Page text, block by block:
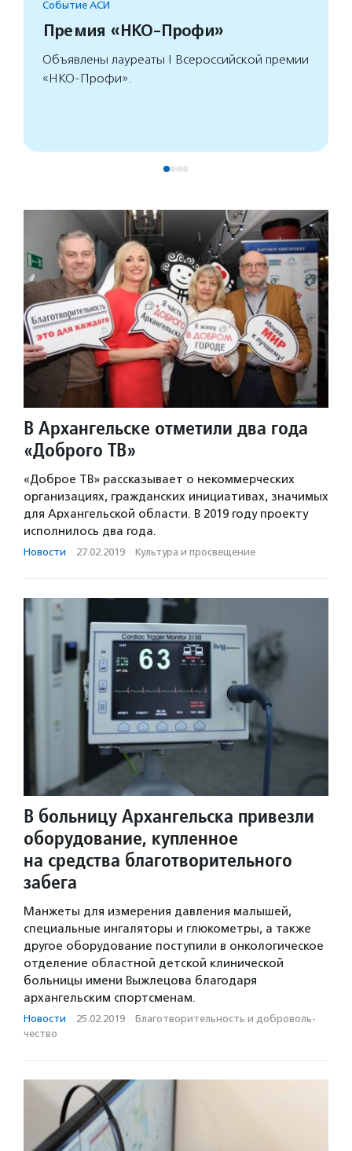
Событие АСИ
Премия «НКО-Профи»
Объявлены лауреаты I Всероссийской премии
«НКО-Профи».
В Архангельске отметили два года
«Доброго ТВ»
«Доброе ТВ» рассказывает о некоммерческих
организациях, гражданских инициативах, значимых
для Архангельской области. В 2019 году проекту
исполнилось два года.
Новости · 27.02.2019 · Культура и просвещение
В больницу Архангельска привезли
оборудование, купленное
на средства благотворительного
забега
Манжеты для измерения давления малышей,
специальные ингаляторы и глюкометры, а также
другое оборудование поступили в онкологическое
отделение областной детской клинической
больницы имени Выжлецова благодаря
архангельским спортсменам.
Новости · 25.02.2019 · Благотвори­тель­ность и доброволь­
чест­во